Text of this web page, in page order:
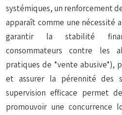
systémiques, un renforcement
apparaît comme une nécessité
garantir la stabilité
consommateurs contre les
pratiques de *vente abusive*),
et assurer la pérennité des
supervision efficace permet
promouvoir une concurrence